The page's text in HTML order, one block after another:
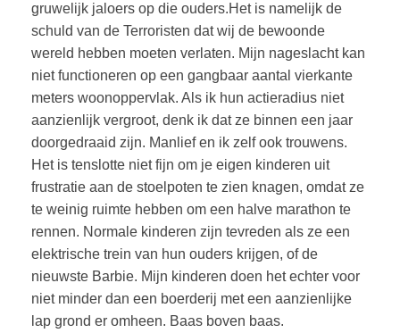
gruwelijk jaloers op die ouders.Het is namelijk de
schuld van de Terroristen dat wij de bewoonde
wereld hebben moeten verlaten. Mijn nageslacht kan
niet functioneren op een gangbaar aantal vierkante
meters woonoppervlak. Als ik hun actieradius niet
aanzienlijk vergroot, denk ik dat ze binnen een jaar
doorgedraaid zijn. Manlief en ik zelf ook trouwens.
Het is tenslotte niet fijn om je eigen kinderen uit
frustratie aan de stoelpoten te zien knagen, omdat ze
te weinig ruimte hebben om een halve marathon te
rennen. Normale kinderen zijn tevreden als ze een
elektrische trein van hun ouders krijgen, of de
nieuwste Barbie. Mijn kinderen doen het echter voor
niet minder dan een boerderij met een aanzienlijke
lap grond er omheen. Baas boven baas.